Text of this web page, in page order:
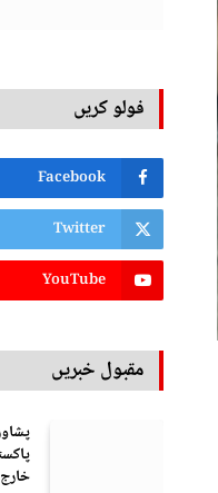
فولو کریں
Facebook
Twitter
YouTube
مقبول خبریں